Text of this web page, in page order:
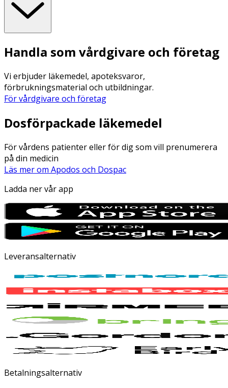
Handla som vårdgivare och företag
Vi erbjuder läkemedel, apoteksvaror,
förbrukningsmaterial och utbildningar.
För vårdgivare och företag
Dosförpackade läkemedel
För vårdens patienter eller för dig som vill prenumerera
på din medicin
Läs mer om Apodos och Dospac
Ladda ner vår app
Leveransalternativ
Betalningsalternativ